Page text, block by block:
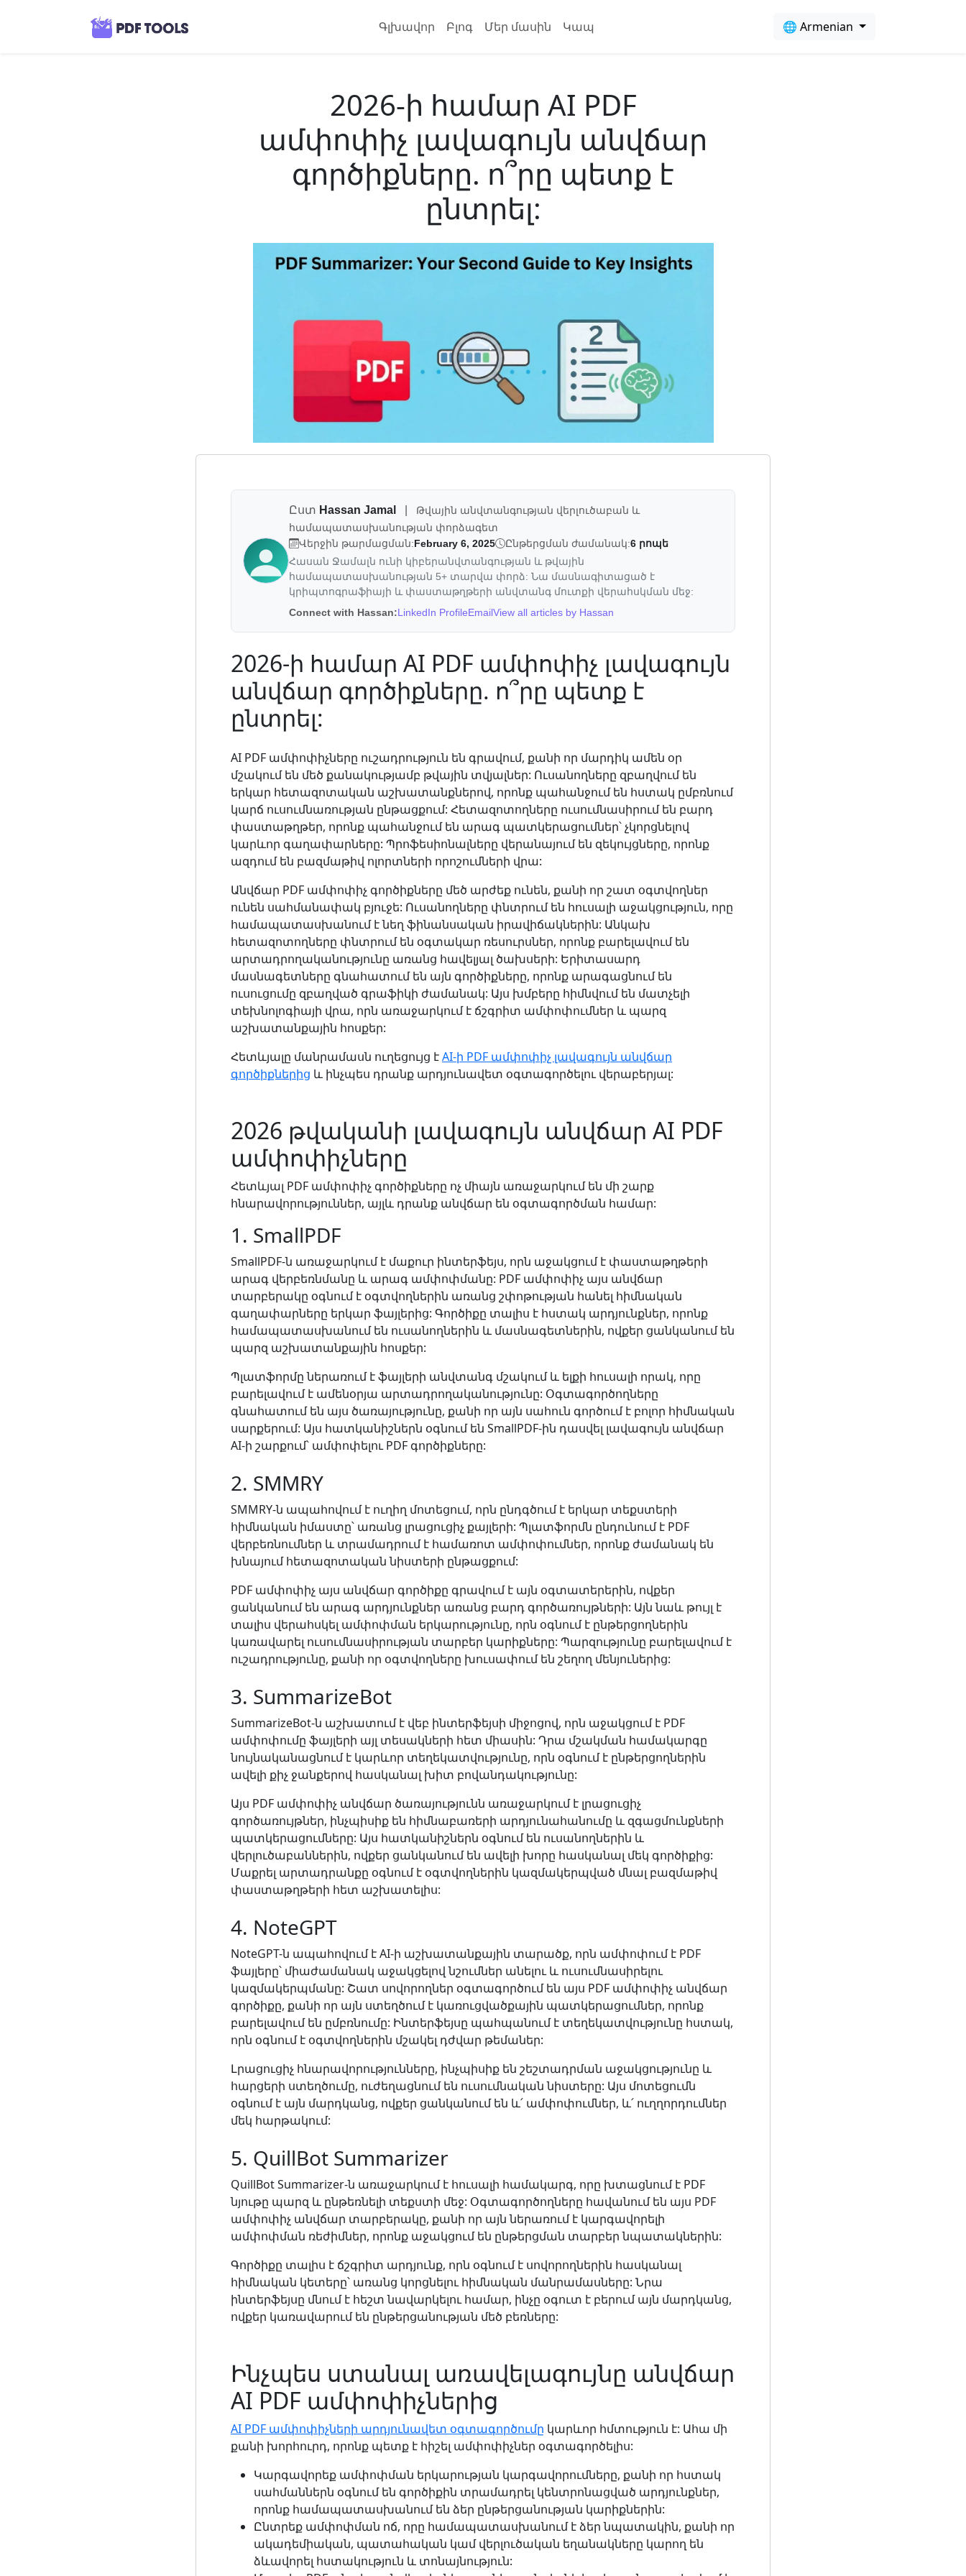
Գլխավոր Բլոգ Մեր մասին Կապ 🌐 Armenian
2026-ի համար AI PDF
ամփոփիչ լավագույն անվճար
գործիքները. ո՞րը պետք է
ընտրել:
Ըստ Hassan Jamal
Թվային անվտանգության վերլուծաբան և
համապատասխանության փորձագետ
Վերջին թարմացման:February 6, 2025 Ընթերցման ժամանակ:6 րոպե
Հասան Ջամալն ունի կիբերանվտանգության և թվային
համապատասխանության 5+ տարվա փորձ: Նա մասնագիտացած է
կրիպտոգրաֆիայի և փաստաթղթերի անվտանգ մուտքի վերահսկման մեջ:
Connect with Hassan:LinkedIn ProfileEmailView all articles by Hassan
2026-ի համար AI PDF ամփոփիչ լավագույն
անվճար գործիքները. ո՞րը պետք է
ընտրել:
AI PDF ամփոփիչները ուշադրություն են գրավում, քանի որ մարդիկ ամեն օր
մշակում են մեծ քանակությամբ թվային տվյալներ: Ուսանողները զբաղվում են
երկար հետազոտական ​​աշխատանքներով, որոնք պահանջում են հստակ ըմբռնում
կարճ ուսումնառության ընթացքում: Հետազոտողները ուսումնասիրում են բարդ
փաստաթղթեր, որոնք պահանջում են արագ պատկերացումներ՝ չկորցնելով
կարևոր գաղափարները: Պրոֆեսիոնալները վերանայում են զեկույցները, որոնք
ազդում են բազմաթիվ ոլորտների որոշումների վրա:
Անվճար PDF ամփոփիչ գործիքները մեծ արժեք ունեն, քանի որ շատ օգտվողներ
ունեն սահմանափակ բյուջե: Ուսանողները փնտրում են հուսալի աջակցություն, որը
համապատասխանում է նեղ ֆինանսական իրավիճակներին: Անկախ
հետազոտողները փնտրում են օգտակար ռեսուրսներ, որոնք բարելավում են
արտադրողականությունը առանց հավելյալ ծախսերի: Երիտասարդ
մասնագետները գնահատում են այն գործիքները, որոնք արագացնում են
ուսուցումը զբաղված գրաֆիկի ժամանակ: Այս խմբերը հիմնվում են մատչելի
տեխնոլոգիայի վրա, որն առաջարկում է ճշգրիտ ամփոփումներ և պարզ
աշխատանքային հոսքեր:
Հետևյալը մանրամասն ուղեցույց էAI-ի PDF ամփոփիչ լավագույն անվճար
գործիքներից և ինչպես դրանք արդյունավետ օգտագործելու վերաբերյալ:
2026 թվականի լավագույն անվճար AI PDF
ամփոփիչները
Հետևյալ PDF ամփոփիչ գործիքները ոչ միայն առաջարկում են մի շարք
հնարավորություններ, այլև դրանք անվճար են օգտագործման համար:
1. SmallPDF
SmallPDF-ն առաջարկում է մաքուր ինտերֆեյս, որն աջակցում է փաստաթղթերի
արագ վերբեռնմանը և արագ ամփոփմանը: PDF ամփոփիչ այս անվճար
տարբերակը օգնում է օգտվողներին առանց շփոթության հանել հիմնական
գաղափարները երկար ֆայլերից: Գործիքը տալիս է հստակ արդյունքներ, որոնք
համապատասխանում են ուսանողներին և մասնագետներին, ովքեր ցանկանում են
պարզ աշխատանքային հոսքեր:
Պլատֆորմը ներառում է ֆայլերի անվտանգ մշակում և ելքի հուսալի որակ, որը
բարելավում է ամենօրյա արտադրողականությունը: Օգտագործողները
գնահատում են այս ծառայությունը, քանի որ այն սահուն գործում է բոլոր հիմնական
սարքերում: Այս հատկանիշներն օգնում են SmallPDF-ին դասվել լավագույն անվճար
AI-ի շարքում՝ ամփոփելու PDF գործիքները:
2. SMMRY
SMMRY-ն ապահովում է ուղիղ մոտեցում, որն ընդգծում է երկար տեքստերի
հիմնական իմաստը՝ առանց լրացուցիչ քայլերի: Պլատֆորմն ընդունում է PDF
վերբեռնումներ և տրամադրում է համառոտ ամփոփումներ, որոնք ժամանակ են
խնայում հետազոտական ​​նիստերի ընթացքում:
PDF ամփոփիչ այս անվճար գործիքը գրավում է այն օգտատերերին, ովքեր
ցանկանում են արագ արդյունքներ առանց բարդ գործառույթների: Այն նաև թույլ է
տալիս վերահսկել ամփոփման երկարությունը, որն օգնում է ընթերցողներին
կառավարել ուսումնասիրության տարբեր կարիքները: Պարզությունը բարելավում է
ուշադրությունը, քանի որ օգտվողները խուսափում են շեղող մենյուներից:
3. SummarizeBot
SummarizeBot-ն աշխատում է վեբ ինտերֆեյսի միջոցով, որն աջակցում է PDF
ամփոփումը ֆայլերի այլ տեսակների հետ միասին: Դրա մշակման համակարգը
նույնականացնում է կարևոր տեղեկատվությունը, որն օգնում է ընթերցողներին
ավելի քիչ ջանքերով հասկանալ խիտ բովանդակությունը:
Այս PDF ամփոփիչ անվճար ծառայությունն առաջարկում է լրացուցիչ
գործառույթներ, ինչպիսիք են հիմնաբառերի արդյունահանումը և զգացմունքների
պատկերացումները: Այս հատկանիշներն օգնում են ուսանողներին և
վերլուծաբաններին, ովքեր ցանկանում են ավելի խորը հասկանալ մեկ գործիքից:
Մաքրել արտադրանքը օգնում է օգտվողներին կազմակերպված մնալ բազմաթիվ
փաստաթղթերի հետ աշխատելիս:
4. NoteGPT
NoteGPT-ն ապահովում է AI-ի աշխատանքային տարածք, որն ամփոփում է PDF
ֆայլերը՝ միաժամանակ աջակցելով նշումներ անելու և ուսումնասիրելու
կազմակերպմանը: Շատ սովորողներ օգտագործում են այս PDF ամփոփիչ անվճար
գործիքը, քանի որ այն ստեղծում է կառուցվածքային պատկերացումներ, որոնք
բարելավում են ըմբռնումը: Ինտերֆեյսը պահպանում է տեղեկատվությունը հստակ,
որն օգնում է օգտվողներին մշակել դժվար թեմաներ:
Լրացուցիչ հնարավորությունները, ինչպիսիք են շեշտադրման աջակցությունը և
հարցերի ստեղծումը, ուժեղացնում են ուսումնական նիստերը: Այս մոտեցումն
օգնում է այն մարդկանց, ովքեր ցանկանում են և՛ ամփոփումներ, և՛ ուղղորդումներ
մեկ հարթակում:
5. QuillBot Summarizer
QuillBot Summarizer-ն առաջարկում է հուսալի համակարգ, որը խտացնում է PDF
նյութը պարզ և ընթեռնելի տեքստի մեջ: Օգտագործողները հավանում են այս PDF
ամփոփիչ անվճար տարբերակը, քանի որ այն ներառում է կարգավորելի
ամփոփման ռեժիմներ, որոնք աջակցում են ընթերցման տարբեր նպատակներին:
Գործիքը տալիս է ճշգրիտ արդյունք, որն օգնում է սովորողներին հասկանալ
հիմնական կետերը՝ առանց կորցնելու հիմնական մանրամասները: Նրա
ինտերֆեյսը մնում է հեշտ նավարկելու համար, ինչը օգուտ է բերում այն ​​մարդկանց,
ովքեր կառավարում են ընթերցանության մեծ բեռները:
Ինչպես ստանալ առավելագույնը անվճար
AI PDF ամփոփիչներից
AI PDF ամփոփիչների արդյունավետ օգտագործումը կարևոր հմտություն է: Ահա մի
քանի խորհուրդ, որոնք պետք է հիշել ամփոփիչներ օգտագործելիս:
Կարգավորեք ամփոփման երկարության կարգավորումները, քանի որ հստակ
սահմաններն օգնում են գործիքին տրամադրել կենտրոնացված արդյունքներ,
որոնք համապատասխանում են ձեր ընթերցանության կարիքներին:
Ընտրեք ամփոփման ոճ, որը համապատասխանում է ձեր նպատակին, քանի որ
ակադեմիական, պատահական կամ վերլուծական եղանակները կարող են
ձևավորել հստակություն և տոնայնություն: